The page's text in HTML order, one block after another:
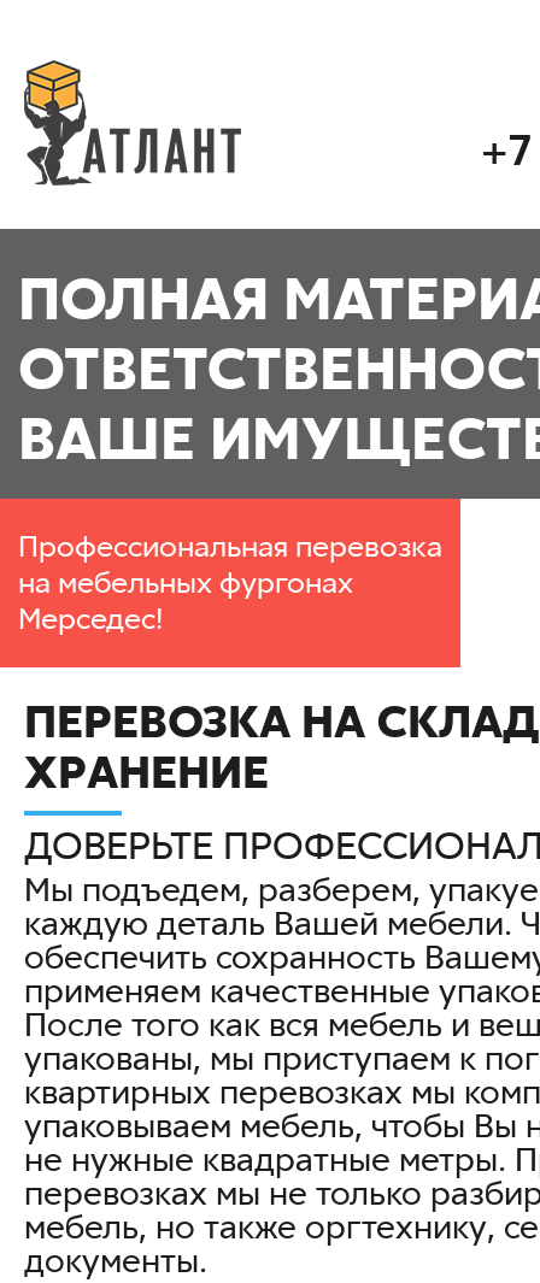
ПОЛНАЯ
ВАШЕ
Профессиональная перевозка
на мебельных фургонах
Мерседес!
ПЕРЕВОЗКА НА
ХРАНЕНИЕ
ДОВЕРЬТЕ
Мы подъедем, разберем,
каждую деталь Вашей мебели.
обеспечить сохранность
применяем качественные
После того как вся мебель и
упакованы, мы приступаем к
квартирных перевозках мы
упаковываем мебель, чтобы Вы
не нужные квадратные метры.
перевозках мы не только
мебель, но также оргтехнику,
документы.